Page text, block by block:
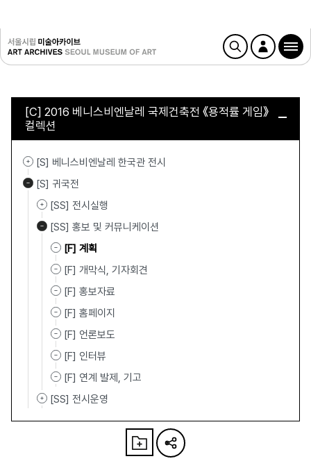
[C] 2016 베니스비엔날레 국제건축전 《용적률 게임》
컬렉션
[S] 베니스비엔날레 한국관 전시
[S] 귀국전
[SS] 전시실행
[SS] 홍보 및 커뮤니케이션
[F] 계획
[F] 개막식, 기자회견
[F] 홍보자료
[F] 홈페이지
[F] 언론보도
[F] 인터뷰
[F] 연계 발제, 기고
[SS] 전시운영